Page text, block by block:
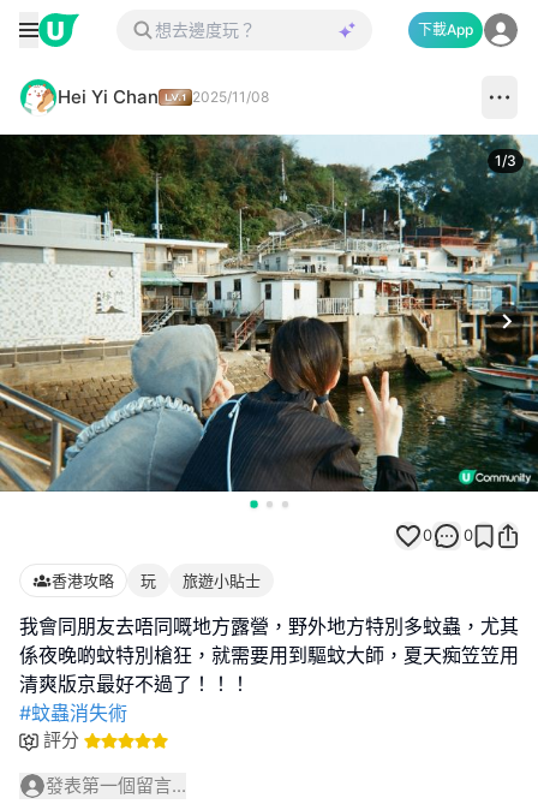
下載App
Hei Yi Chan 2025/11/08
1/3
0 0
香港攻略 玩 旅遊小貼士
我會同朋友去唔同嘅地方露營，野外地方特別多蚊蟲，尤其
係夜晚啲蚊特別槍狂，就需要用到驅蚊大師，夏天痴笠笠用
#蚊蟲消失術
評分
發表第一個留言...